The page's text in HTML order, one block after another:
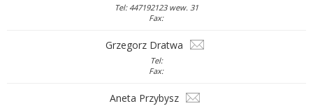
Tel: 447192123 wew. 31
Fax:
Grzegorz Dratwa
Tel:
Fax:
Aneta Przybysz